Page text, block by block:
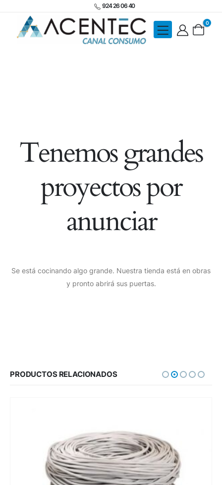
924 26 06 40
0
Tenemos grandes
proyectos por
anunciar
Se está cocinando algo grande. Nuestra tienda está en obras
y pronto abrirá sus puertas.
PRODUCTOS RELACIONADOS